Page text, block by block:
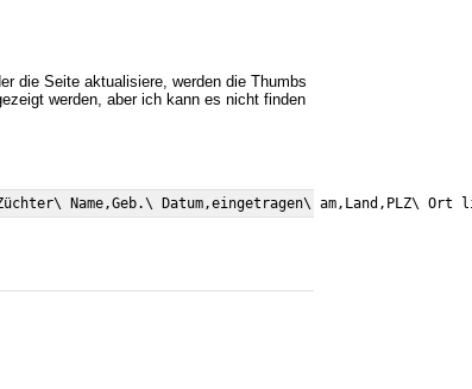
die Seite aktualisiere, werden die Thumbs
werden, aber ich kann es nicht finden